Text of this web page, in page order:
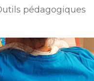
pédagogiques